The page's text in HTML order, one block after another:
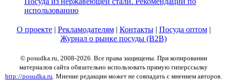
использованию
О проекте| Рекламодателям| Контакты| Посуда оптом|
Журнал о рынке посуды (B2B)
© posudka.ru, 2008-2026. Все права защищены. При копировании
материалов сайта обязательно использовать прямую гиперссылку
http://posudka.ru. Мнение редакции может не совпадать с мнением авторов.